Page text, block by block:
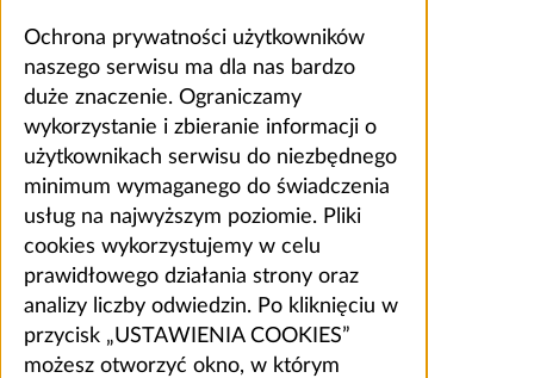
Ochrona prywatności użytkowników
naszego serwisu ma dla nas bardzo
duże znaczenie. Ograniczamy
wykorzystanie i zbieranie informacji o
użytkownikach serwisu do niezbędnego
minimum wymaganego do świadczenia
usług na najwyższym poziomie. Pliki
cookies wykorzystujemy w celu
prawidłowego działania strony oraz
analizy liczby odwiedzin. Po kliknięciu w
przycisk „USTAWIENIA COOKIES”
możesz otworzyć okno, w którym